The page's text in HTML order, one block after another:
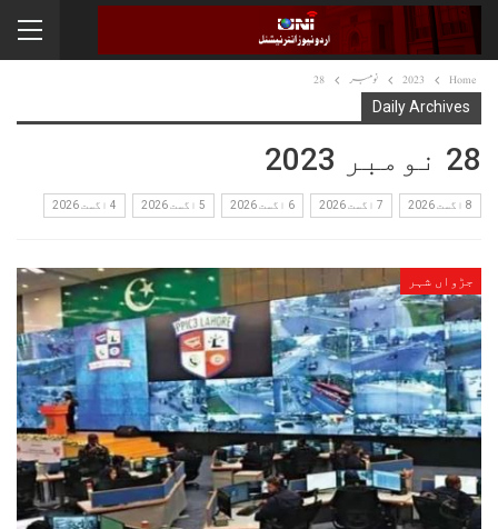
Home
2023 نومبر 28
Daily Archives
28 نومبر 2023
8 اگست 2026 7 اگست 2026 6 اگست 2026 5 اگست 2026 4 اگست 2026
جڑواں شہر